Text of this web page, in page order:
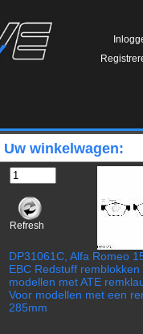
Uw winkelwagen:
Refresh
DP31061C, Alfa Romeo
EBC Redstuff
modellen met ATE
Voor modellen met een
285mm